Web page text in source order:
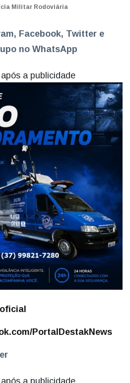
Militar Rodoviária
Facebook, Twitter e
no WhatsApp
a publicidade
PortalDestakNews
a publicidade